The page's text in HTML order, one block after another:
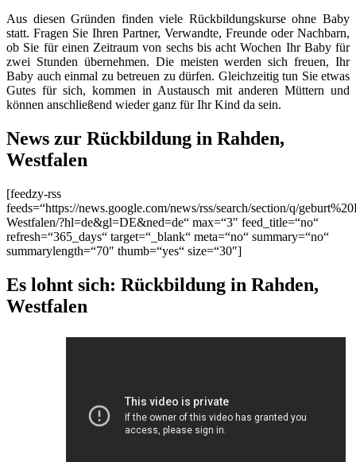
Aus diesen Gründen finden viele Rückbildungskurse ohne Baby
statt. Fragen Sie Ihren Partner, Verwandte, Freunde oder Nachbarn,
ob Sie für einen Zeitraum von sechs bis acht Wochen Ihr Baby für
zwei Stunden übernehmen. Die meisten werden sich freuen, Ihr
Baby auch einmal zu betreuen zu dürfen. Gleichzeitig tun Sie etwas
Gutes für sich, kommen in Austausch mit anderen Müttern und
können anschließend wieder ganz für Ihr Kind da sein.
News zur Rückbildung in Rahden,
Westfalen
[feedzy-rss
feeds=“https://news.google.com/news/rss/search/section/q/
Westfalen/?hl=de&gl=DE&ned=de“ max=“3″ feed_title=“no“
refresh=“365_days“ target=“_blank“ meta=“no“ summary=“no“
summarylength=“70″ thumb=“yes“ size=“30″]
Es lohnt sich: Rückbildung in Rahden,
Westfalen